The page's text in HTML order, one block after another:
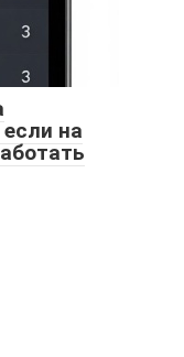
на